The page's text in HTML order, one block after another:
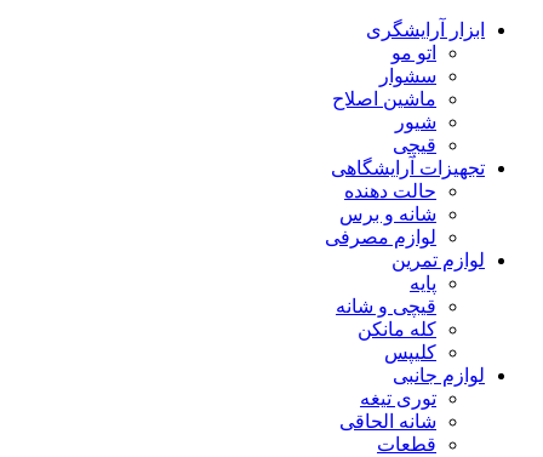
ابزار آرایشگری
اتو مو
سشوار
ماشین اصلاح
شیور
قیچی
تجهیزات آرایشگاهی
حالت دهنده
شانه و برس
لوازم مصرفی
لوازم تمرین
پایه
قیچی و شانه
کله مانکن
کلیپس
لوازم جانبی
توری تیغه
شانه الحاقی
قطعات